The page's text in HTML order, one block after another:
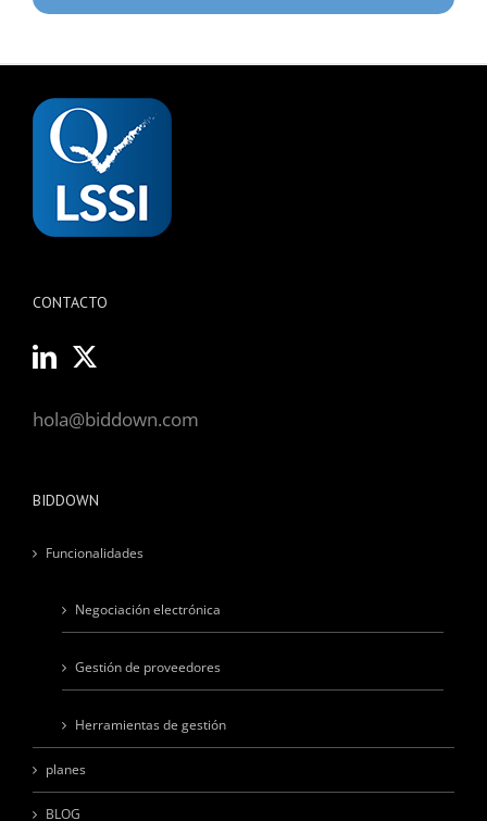
CONTACTO
hola@biddown.com
BIDDOWN
Funcionalidades
Negociación electrónica
Gestión de proveedores
Herramientas de gestión
planes
BLOG